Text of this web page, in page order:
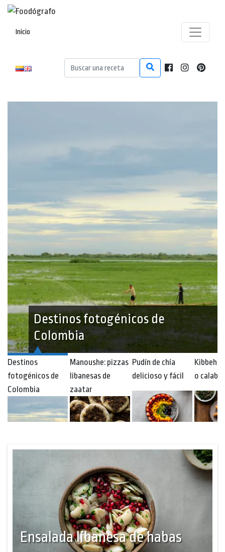
Inicio
Manoushe: pizzas libanesas de
zaatar
Destinos
fotogénicos de
Colombia
Manoushe: pizzas
libanesas de
zaatar
Pudín de chía
delicioso y fácil
Kibbeh
o
Ensalada libanesa de habas